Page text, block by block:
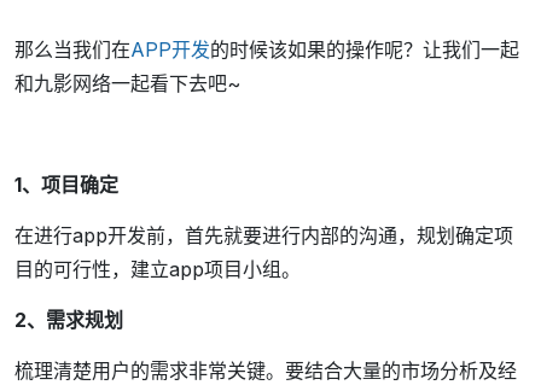
那么当我们在APP开发的时候该如果的操作呢？让我们一起
和九影网络一起看下去吧~
1、项目确定
在进行app开发前，首先就要进行内部的沟通，规划确定项
目的可行性，建立app项目小组。
2、需求规划
梳理清楚用户的需求非常关键。要结合大量的市场分析及经